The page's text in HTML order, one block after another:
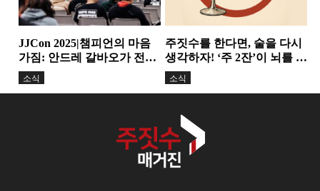
JJCon 2025|챔피언의 마음
가짐: 안드레 갈바오가 전한
정신력과 변화의 힘
소식
주짓수를 한다면, 술을 다시
생각하자! ‘주 2잔’이 뇌를 줄
인다. 기술보다 더...
소식